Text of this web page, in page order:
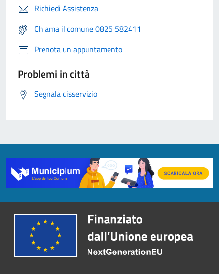
Richiedi Assistenza
Chiama il comune 0825 582411
Prenota un appuntamento
Problemi in città
Segnala disservizio